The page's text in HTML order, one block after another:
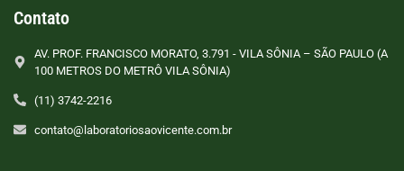
Contato
AV. PROF. FRANCISCO MORATO, 3.791 - VILA SÔNIA – SÃO PAULO (A
100 METROS DO METRÔ VILA SÔNIA)
(11) 3742-2216
contato@laboratoriosaovicente.com.br